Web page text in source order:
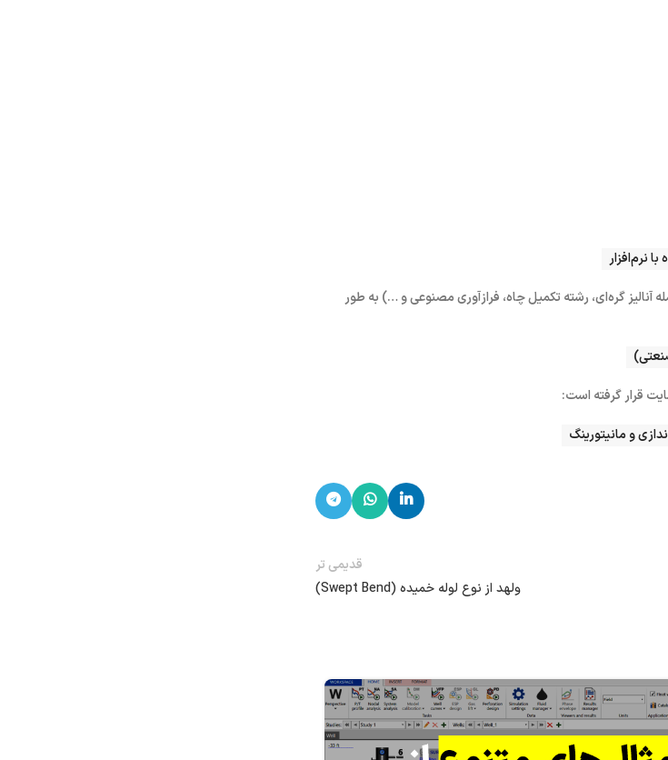
آنالیز گره‌ای، رشته تکمیل چاه، فرازآوری مصنوعی و …) به طور
قرار گرفته است:
قدیمی تر
ولهد از نوع لوله خمیده (Swept Bend)